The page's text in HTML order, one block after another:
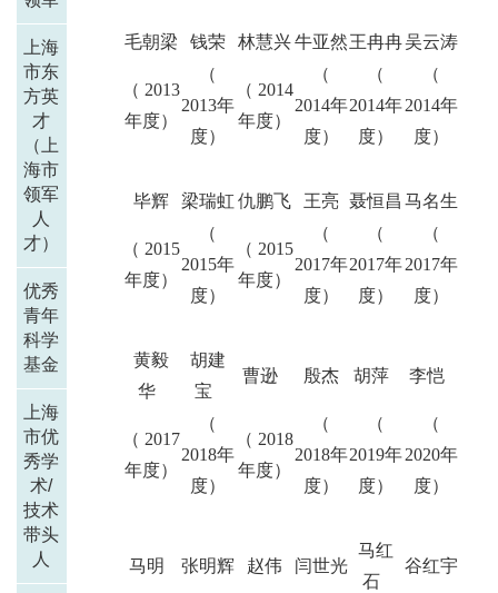
上海
市东
方英
才
（上
海市
领军
人
才）
优秀
青年
科学
基金
上海
市优
秀学
术/
技术
带头
人
毛朝梁 钱荣 林慧兴牛亚然王冉冉吴云涛
（ 2013
年度）
（
2013年
度）
（ 2014
年度）
（
2014年
度）
（
2014年
度）
（
2014年
度）
毕辉 梁瑞虹 仇鹏飞 王亮 聂恒昌 马名生
（ 2015
年度）
（
2015年
度）
（ 2015
年度）
（
2017年
度）
（
2017年
度）
（
2017年
度）
黄毅
华
胡建
宝
曹逊 殷杰 胡萍 李恺
（ 2017
年度）
（
2018年
度）
（ 2018
年度）
（
2018年
度）
（
2019年
度）
（
2020年
度）
马明 张明辉 赵伟 闫世光
马红
石
谷红宇